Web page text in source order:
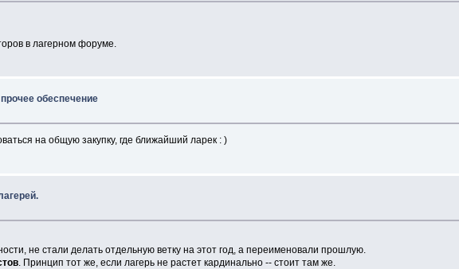
в лагерном форуме.
обеспечение
на общую закупку, где ближайший ларек : )
не стали делать отдельную ветку на этот год, а переименовали прошлую.
. Принцип тот же, если лагерь не растет кардинально -- стоит там же.